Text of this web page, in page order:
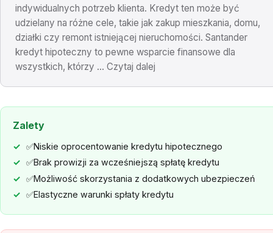
indywidualnych potrzeb klienta. Kredyt ten może być
udzielany na różne cele, takie jak zakup mieszkania, domu,
działki czy remont istniejącej nieruchomości. Santander
kredyt hipoteczny to pewne wsparcie finansowe dla
wszystkich, którzy ... Czytaj dalej
Zalety
✅Niskie oprocentowanie kredytu hipotecznego
✅Brak prowizji za wcześniejszą spłatę kredytu
✅Możliwość skorzystania z dodatkowych ubezpieczeń
✅Elastyczne warunki spłaty kredytu